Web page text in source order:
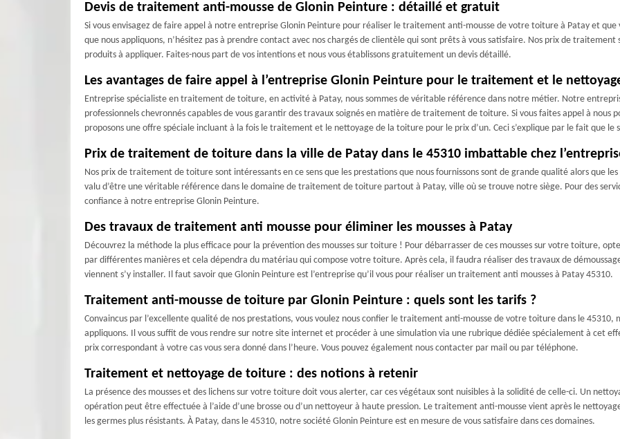
Devis de traitement anti-mousse de Glonin Peinture : détaillé et gratuit
Si vous envisagez de faire appel à notre entreprise Glonin Peinture pour réaliser le traitement anti-mousse de votre toiture à Patay et
que nous appliquons, n’hésitez pas à prendre contact avec nos chargés de clientèle qui sont prêts à vous satisfaire. Nos prix de
produits à appliquer. Faites-nous part de vos intentions et nous vous établissons gratuitement un devis détaillé.
Les avantages de faire appel à l’entreprise Glonin Peinture pour le traitement et le
Entreprise spécialiste en traitement de toiture, en activité à Patay, nous sommes de véritable référence dans notre métier. Notre
professionnels chevronnés capables de vous garantir des travaux soignés en matière de traitement de toiture. Si vous faites appel à
proposons une offre spéciale incluant à la fois le traitement et le nettoyage de la toiture pour le prix d’un. Ceci s’explique par le fait que le
Prix de traitement de toiture dans la ville de Patay dans le 45310 imbattable chez
Nos prix de traitement de toiture sont intéressants en ce sens que les prestations que nous fournissons sont de grande qualité alors que
valu d’être une véritable référence dans le domaine de traitement de toiture partout à Patay, ville où se trouve notre siège. Pour des
confiance à notre entreprise Glonin Peinture.
Des travaux de traitement anti mousse pour éliminer les mousses à Patay
Découvrez la méthode la plus efficace pour la prévention des mousses sur toiture ! Pour débarrasser de ces mousses sur votre toiture,
par différentes manières et cela dépendra du matériau qui compose votre toiture. Après cela, il faudra réaliser des travaux de
viennent s’y installer. Il faut savoir que Glonin Peinture est l’entreprise qu’il vous pour réaliser un traitement anti mousses à Patay 45310.
Traitement anti-mousse de toiture par Glonin Peinture : quels sont les tarifs ?
Convaincus par l’excellente qualité de nos prestations, vous voulez nous confier le traitement anti-mousse de votre toiture dans le 45310,
appliquons. Il vous suffit de vous rendre sur notre site internet et procéder à une simulation via une rubrique dédiée spécialement à cet
prix correspondant à votre cas vous sera donné dans l’heure. Vous pouvez également nous contacter par mail ou par téléphone.
Traitement et nettoyage de toiture : des notions à retenir
La présence des mousses et des lichens sur votre toiture doit vous alerter, car ces végétaux sont nuisibles à la solidité de celle-ci. Un
opération peut être effectuée à l’aide d’une brosse ou d’un nettoyeur à haute pression. Le traitement anti-mousse vient après le
les germes plus résistants. À Patay, dans le 45310, notre société Glonin Peinture est en mesure de vous satisfaire dans ces domaines.